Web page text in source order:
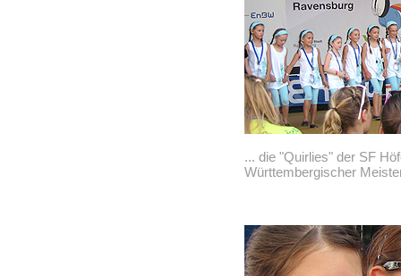
... die "Quirlies" der SF
Württembergischer